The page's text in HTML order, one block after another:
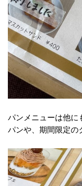
パンメニューは他に
パンや、期間限定の